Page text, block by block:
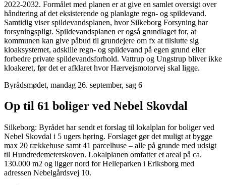
2022-2032. Formålet med planen er at give en samlet oversigt over
håndtering af det eksisterende og planlagte regn- og spildevand.
Samtidig viser spildevandsplanen, hvor Silkeborg Forsyning har
forsyningspligt. Spildevandsplanen er også grundlaget for, at
kommunen kan give påbud til grundejere om fx at tilslutte sig
kloaksystemet, adskille regn- og spildevand på egen grund eller
forbedre private spildevandsforhold. Vattrup og Ungstrup bliver ikke
kloakeret, før det er afklaret hvor Hærvejsmotorvej skal ligge.
Byrådsmødet, mandag 26. september, sag 6
Op til 61 boliger ved Nebel Skovdal
Silkeborg: Byrådet har sendt et forslag til lokalplan for boliger ved
Nebel Skovdal i 5 ugers høring. Forslaget gør det muligt at bygge
max 20 rækkehuse samt 41 parcelhuse – alle på grunde med udsigt
til Hundredemeterskoven. Lokalplanen omfatter et areal på ca.
130.000 m2 og ligger nord for Helleparken i Eriksborg med
adressen Nebelgårdsvej 10.